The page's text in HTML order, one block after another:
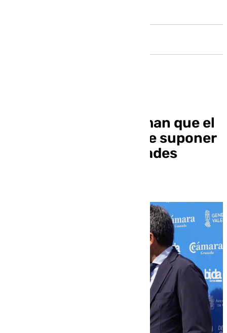
Moreno y Mazón afirman que el
«cupo catalán» puede suponer
el fin de las Comunidades